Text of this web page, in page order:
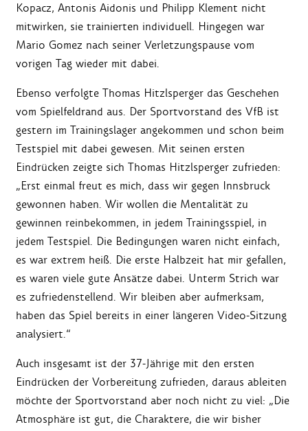
Kopacz, Antonis Aidonis und Philipp Klement nicht
mitwirken, sie trainierten individuell. Hingegen war
Mario Gomez nach seiner Verletzungspause vom
vorigen Tag wieder mit dabei.
Ebenso verfolgte Thomas Hitzlsperger das Geschehen
vom Spielfeldrand aus. Der Sportvorstand des VfB ist
gestern im Trainingslager angekommen und schon beim
Testspiel mit dabei gewesen. Mit seinen ersten
Eindrücken zeigte sich Thomas Hitzlsperger zufrieden:
„Erst einmal freut es mich, dass wir gegen Innsbruck
gewonnen haben. Wir wollen die Mentalität zu
gewinnen reinbekommen, in jedem Trainingsspiel, in
jedem Testspiel. Die Bedingungen waren nicht einfach,
es war extrem heiß. Die erste Halbzeit hat mir gefallen,
es waren viele gute Ansätze dabei. Unterm Strich war
es zufriedenstellend. Wir bleiben aber aufmerksam,
haben das Spiel bereits in einer längeren Video-Sitzung
analysiert.“
Auch insgesamt ist der 37-Jährige mit den ersten
Eindrücken der Vorbereitung zufrieden, daraus ableiten
möchte der Sportvorstand aber noch nicht zu viel: „Die
Atmosphäre ist gut, die Charaktere, die wir bisher